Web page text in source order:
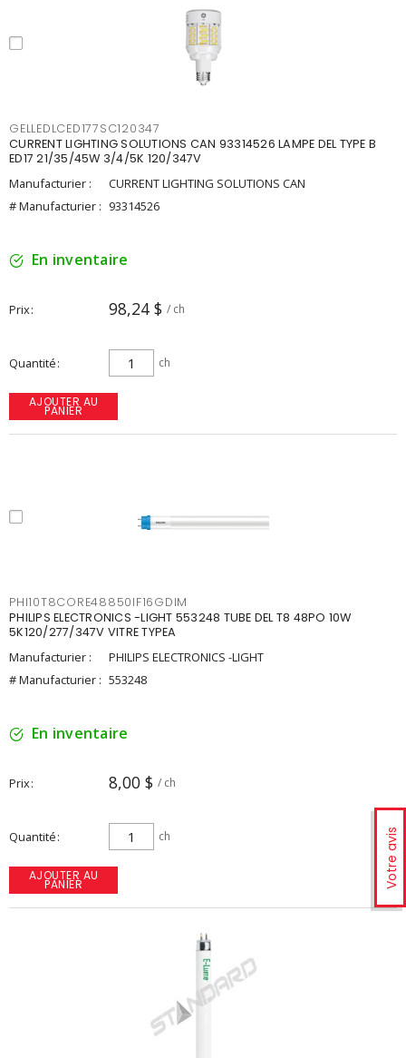
Votre avis
GELLEDLCED177SC120347
CURRENT LIGHTING SOLUTIONS CAN 93314526 LAMPE DEL TYPE B
ED17 21/35/45W 3/4/5K 120/347V
Manufacturier :
CURRENT LIGHTING SOLUTIONS CAN
# Manufacturier : 93314526
En inventaire
Prix 98,24 $ / ch
Quantité ch
AJOUTER AU
PANIER
PHI10T8CORE48850IF16GDIM
PHILIPS ELECTRONICS -LIGHT 553248 TUBE DEL T8 48PO 10W
5K120/277/347V VITRE TYPEA
Manufacturier :
PHILIPS ELECTRONICS -LIGHT
# Manufacturier : 553248
En inventaire
Prix 8,00 $ / ch
Quantité ch
AJOUTER AU
PANIER